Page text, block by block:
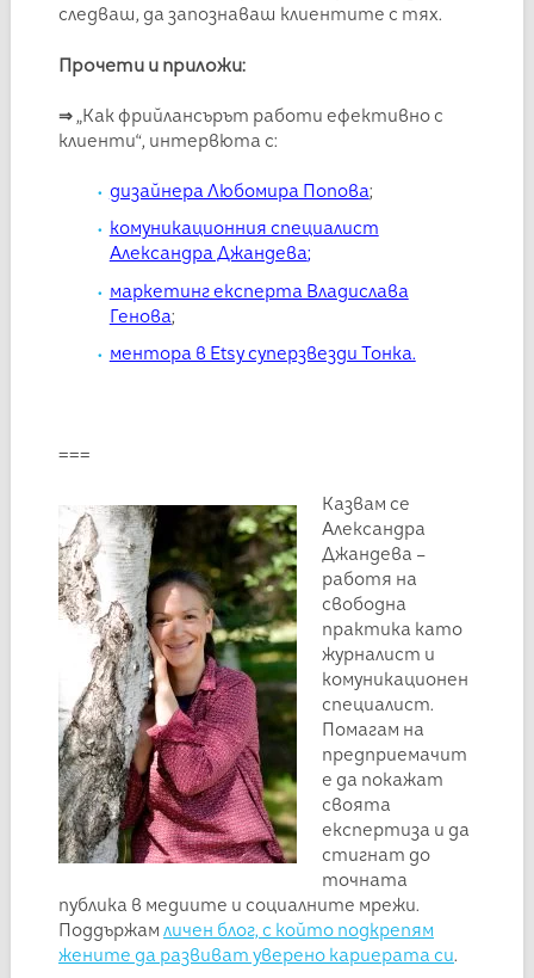
следваш, да запознаваш клиентите с тях.
Прочети и приложи:
⇒„Как фрийлансърът работи ефективно с
клиенти“, интервюта с:
дизайнера Любомира Попова;
комуникационния специалист
Александра Джандева;
маркетинг експерта Владислава
Генова;
ментора в Etsy суперзвезди Тонка.
===
Казвам се
Александра
Джандева –
работя на
свободна
практика като
журналист и
комуникационен
специалист.
Помагам на
предприемачит
е да покажат
своята
експертиза и да
стигнат до
точната
публика в медиите и социалните мрежи.
Поддържам личен блог, с който подкрепям
жените да развиват уверено кариерата си.